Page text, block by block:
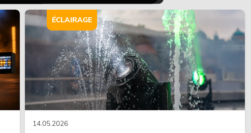
14.05.2026
ÉCLAIRAGE